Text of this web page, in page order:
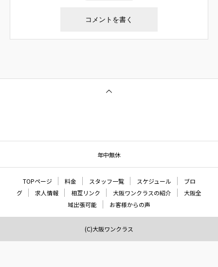
年中無休
TOPページ 料金 スタッフ一覧 スケジュール
ブロ
グ
求人情報 相互リンク 大阪ワンクラスの紹介
大阪全
域出張可能
お客様からの声
(C)大阪ワンクラス